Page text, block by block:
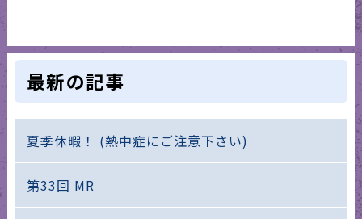
最新の記事
夏季休暇！ (熱中症にご注意下さい)
第33回 MR